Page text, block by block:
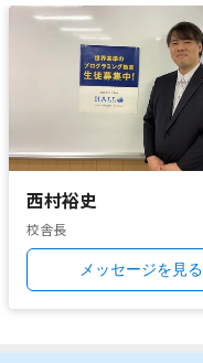
西村裕史
校舎長
メッセージを見る